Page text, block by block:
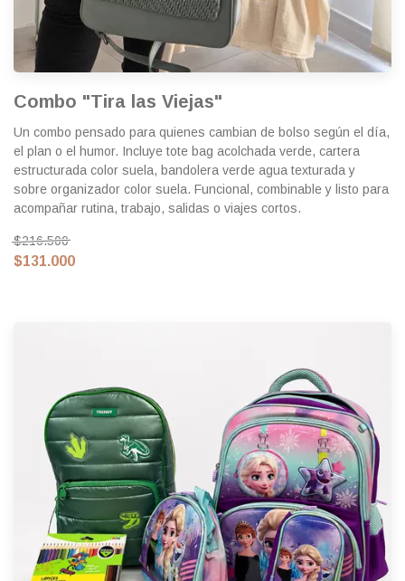
Combo "Tira las Viejas"
Un combo pensado para quienes cambian de bolso según el día,
el plan o el humor. Incluye tote bag acolchada verde, cartera
estructurada color suela, bandolera verde agua texturada y
sobre organizador color suela. Funcional, combinable y listo para
acompañar rutina, trabajo, salidas o viajes cortos.
$216.500
$131.000